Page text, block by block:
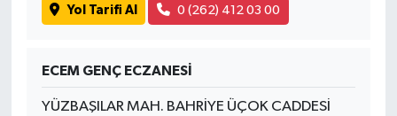
Yol Tarifi Al 0 (262) 412 03 00
ECEM GENÇ ECZANESİ
YÜZBAŞILAR MAH. BAHRİYE ÜÇOK CADDESİ